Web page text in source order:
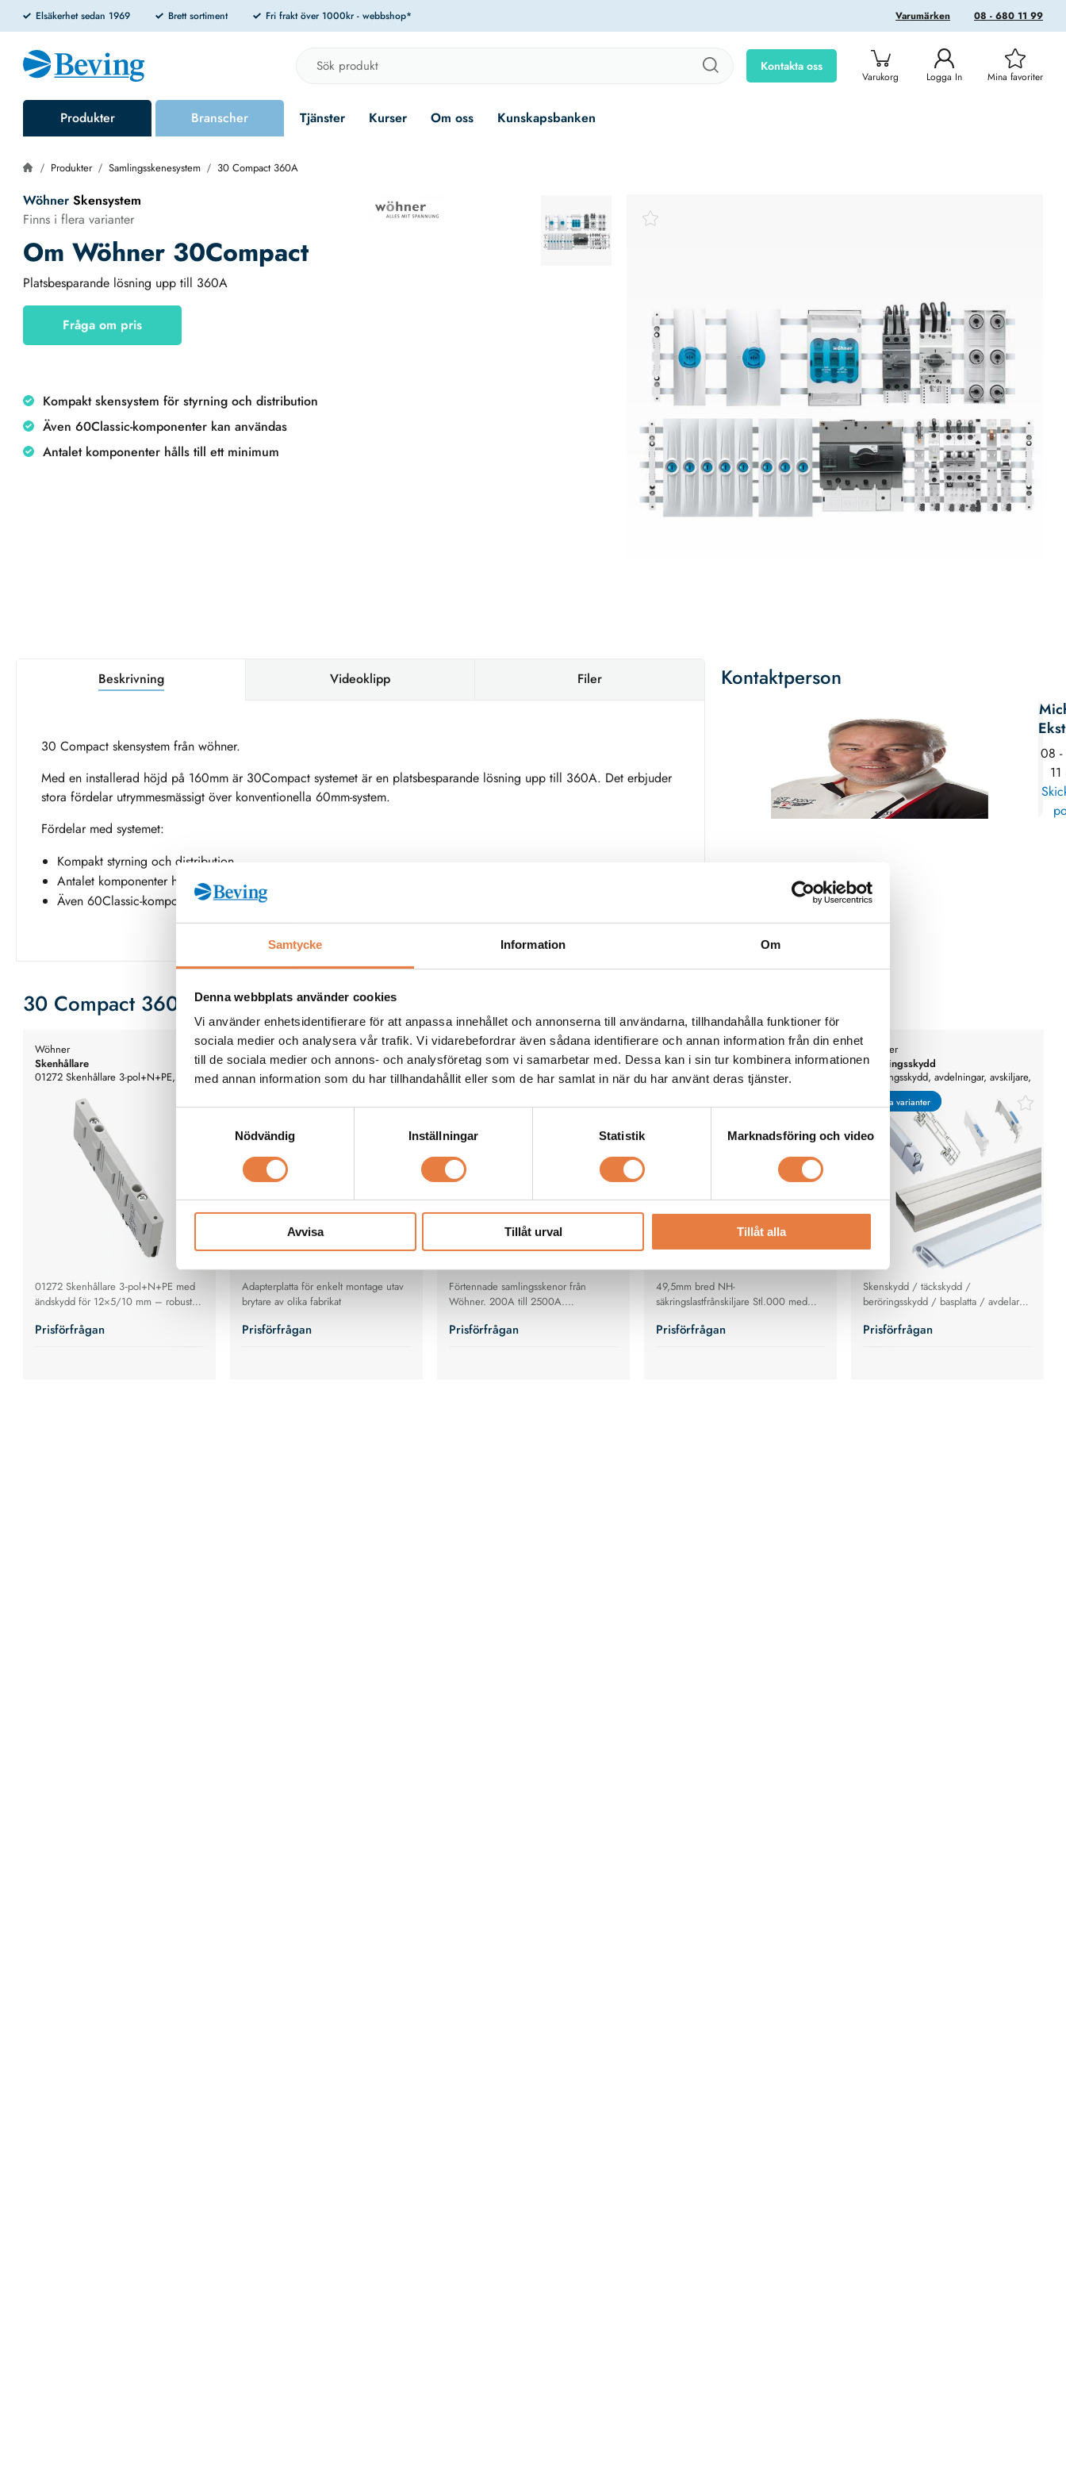
Samtycke Information Om
Denna webbplats använder cookies
Vi använder enhetsidentifierare för att anpassa innehållet och annonserna till användarna, tillhandahålla funktioner för
sociala medier och analysera vår trafik. Vi vidarebefordrar även sådana identifierare och annan information från din enhet
till de sociala medier och annons- och analysföretag som vi samarbetar med. Dessa kan i sin tur kombinera informationen
med annan information som du har tillhandahållit eller som de har samlat in när du har använt deras tjänster.
Nödvändig
Inställningar Statistik Marknadsföring och video
Avvisa Tillåt urval Tillåt alla
Elsäkerhet sedan 1969 Brett sortiment Fri frakt över 1000kr - webbshop* 08 - 680 11 99
Varumärken
Kontakta oss
Varukorg Logga In Mina favoriter
Produkter Branscher Tjänster Kurser Om oss Kunskapsbanken
Produkter Samlingsskenesystem 30 Compact 360A
Wöhner Skensystem
Finns i flera varianter
Om Wöhner 30Compact
Platsbesparande lösning upp till 360A
Fråga om pris
Kompakt skensystem för styrning och distribution
Även 60Classic-komponenter kan användas
Antalet komponenter hålls till ett minimum
Beskrivning Videoklipp Filer
30 Compact skensystem från wöhner.
Med en installerad höjd på 160mm är 30Compact systemet är en platsbesparande lösning upp till 360A. Det erbjuder
stora fördelar utrymmesmässigt över konventionella 60mm-system.
Fördelar med systemet:
Kompakt styrning och distribution
Antalet komponenter hålls till ett minimum
Även 60Classic-komponenter kan användas
Kontaktperson
08
30 Compact 360A
Wöhner
Skenhållare
01272 Skenhållare 3-pol+N+PE,med
01272 Skenhållare 3‑pol+N+PE med
ändskydd för 12×5/10 mm – robust
hög kortslutningsstyrka och säker
Prisförfrågan
Wöhner
Adapterplatta
30Compact - Adapterplatta
Adapterplatta för enkelt montage utav
brytare av olika fabrikat
Prisförfrågan
Wöhner
Samlingsskena
60 Classic - Samlingsskenor
Förtennade samlingsskenor från
Wöhner. 200A till 2500A.
Prisförfrågan
Wöhner
Knivsäkringslastfrånskiljare
QUADRON 30Compact
49,5mm bred NH-
säkringslastfrånskiljare Stl.000 med
Prisförfrågan
Flera varianter
Flera varianter
Wöhner
Beröringsskydd
Beröringsskydd, avdelningar, avskiljare,
hållare
Skenskydd / täckskydd /
beröringsskydd / basplatta / avdelare
Wöhner 60 Classic
Prisförfrågan